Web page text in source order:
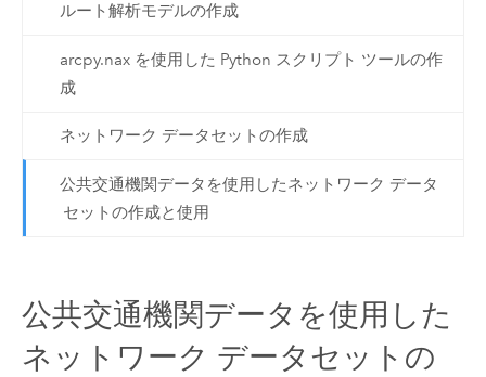
ルート解析モデルの作成
arcpy.nax を使用した Python スクリプト ツールの作
成
ネットワーク データセットの作成
公共交通機関データを使用したネットワーク データ
セットの作成と使用
公共交通機関データを使用した
ネットワーク データセットの